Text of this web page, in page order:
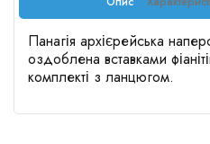
Панагія архієрейська
оздоблена вставками
комплекті з ланцюгом.